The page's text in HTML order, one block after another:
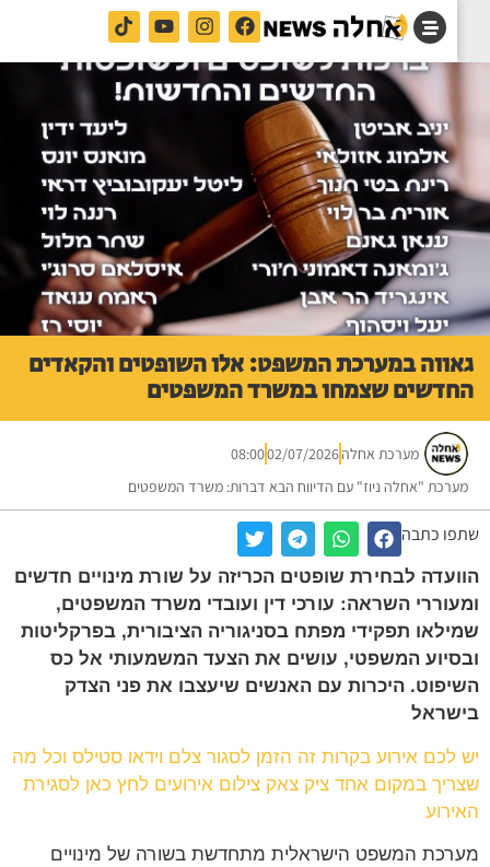
במערכת המשפט: אלו השופטים והקאדים
שצמחו במשרד המשפטים
מערכת אחלה 02/07/2026
08:00
"אחלה ניוז" עם הדיווח הבא דברות: משרד המשפטים
כתבה
לבחירת שופטים הכריזה על שורת מינויים חדשים
השראה: עורכי דין ועובדי משרד המשפטים,
תפקידי מפתח בסניגוריה הציבורית, בפרקליטות
המשפטי, עושים את הצעד המשמעותי אל כס
היכרות עם האנשים שיעצבו את פני הצדק
אירוע בקרות זה הזמן לסגור צלם וידאו סטילס וכל מה
במקום אחד ציק צאק צילום אירועים לחץ כאן לסגירת
המשפט הישראלית מתחדשת בשורה של מינויים